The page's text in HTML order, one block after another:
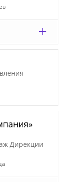
Дирекции